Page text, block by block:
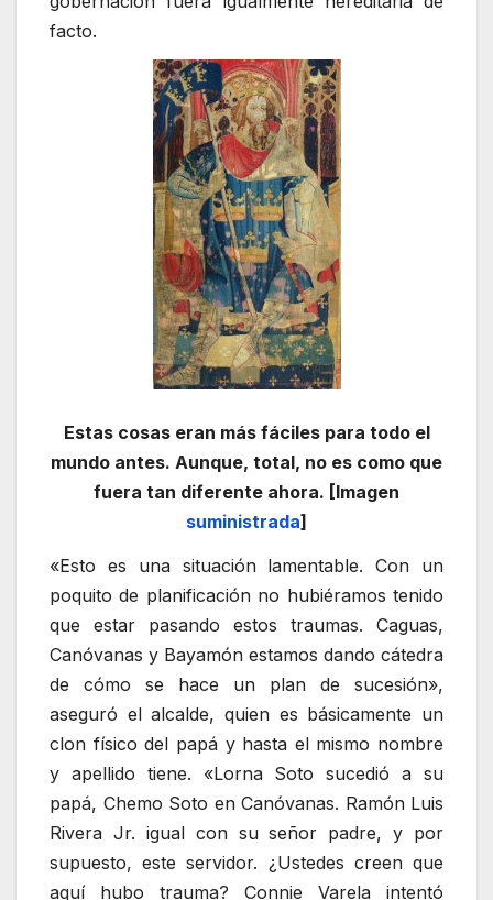
facto.
Estas cosas eran más fáciles para todo el
mundo antes. Aunque, total, no es como que
fuera tan diferente ahora. [Imagen
suministrada]
«Esto es una situación lamentable. Con un
poquito de planificación no hubiéramos tenido
que estar pasando estos traumas. Caguas,
Canóvanas y Bayamón estamos dando cátedra
de cómo se hace un plan de sucesión»,
aseguró el alcalde, quien es básicamente un
clon físico del papá y hasta el mismo nombre
y apellido tiene. «Lorna Soto sucedió a su
papá, Chemo Soto en Canóvanas. Ramón Luis
Rivera Jr. igual con su señor padre, y por
supuesto, este servidor. ¿Ustedes creen que
aquí hubo trauma? Connie Varela intentó